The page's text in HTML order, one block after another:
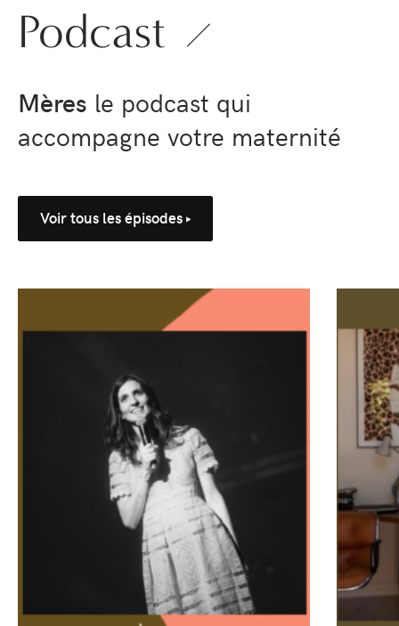
Podcast
Mères le podcast qui
accompagne votre maternité
Voir tous les épisodes